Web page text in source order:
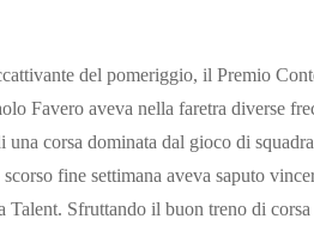
del pomeriggio, il Premio
Favero aveva nella faretra diverse
corsa dominata dal gioco di
fine settimana aveva saputo
Sfruttando il buon treno di